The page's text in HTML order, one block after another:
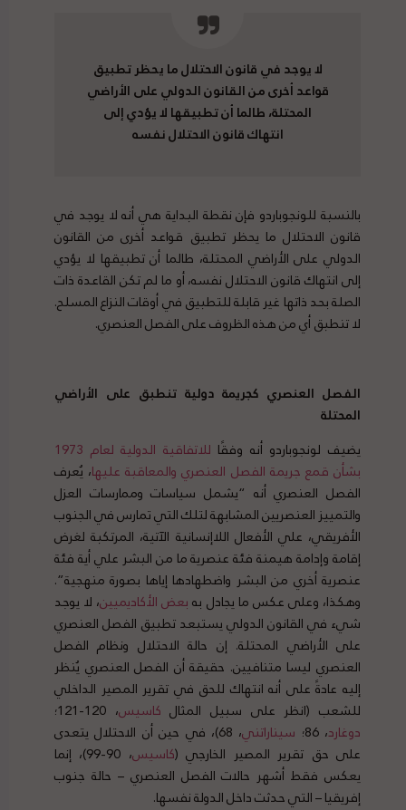
لا يوجد في قانون الاحتلال ما يحظر تطبيق
قواعد أخرى من القانون الدولي على الأراضي
المحتلة، طالما أن تطبيقها لا يؤدي إلى
انتهاك قانون الاحتلال نفسه
بالنسبة للونجوباردو فإن نقطة البداية هي أنه لا يوجد في
قانون الاحتلال ما يحظر تطبيق قواعد أخرى من القانون
الدولي على الأراضي المحتلة، طالما أن تطبيقها لا يؤدي
إلى انتهاك قانون الاحتلال نفسه، أو ما لم تكن القاعدة ذات
الصلة بحد ذاتها غير قابلة للتطبيق في أوقات النزاع المسلح.
لا تنطبق أي من هذه الظروف على الفصل العنصري.
الفصل العنصري كجريمة دولية تنطبق على الأراضي
المحتلة
يضيف لونجوباردو أنه وفقًا
للاتفاقية الدولية لعام 1973
بشأن قمع جريمة الفصل العنصري والمعاقبة عليها، يُعرف
الفصل العنصري أنه “يشمل سياسات وممارسات العزل
والتمييز العنصريين المشابهة لتلك التي تمارس في الجنوب
الأفريقي، علي الأفعال اللاإنسانية الآتية، المرتكبة لغرض
إقامة وإدامة هيمنة فئة عنصرية ما من البشر علي أية فئة
عنصرية أخري من البشر واضطهادها إياها بصورة منهجية”.
وهكذا، وعلى عكس ما يجادل بهبعض الأكاديميين، لا يوجد
شيء في القانون الدولي يستبعد تطبيق الفصل العنصري
على الأراضي المحتلة. إن حالة الاحتلال ونظام الفصل
العنصري ليسا متنافيين. حقيقة أن الفصل العنصري يُنظر
إليه عادةً على أنه انتهاك للحق في تقرير المصير الداخلي
للشعب (انظر على سبيل المثال كاسيس، 120-121؛
دوغارد، 86؛ سيناراتني
، 68)، في حين أن الاحتلال يتعدى
على حق تقرير المصير الخارجي (كاسيس
، 90-99)، إنما
يعكس فقط أشهر حالات الفصل العنصري – حالة جنوب
إفريقيا – التي حدثت داخل الدولة نفسها.